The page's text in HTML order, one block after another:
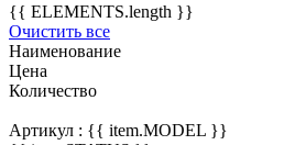
{{ ELEMENTS.length }}
Очистить все
Наименование
Цена
Количество
Артикул : {{ item.MODEL }}